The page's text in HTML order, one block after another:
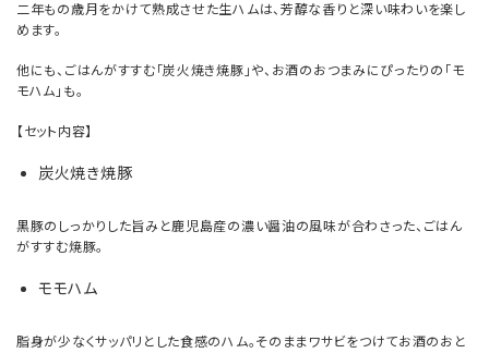
二年もの歳月をかけて熟成させた生ハムは、芳醇な香りと深い味わいを楽し
めます。
他にも、ごはんがすすむ「炭火焼き焼豚」や、お酒のおつまみにぴったりの「モ
モハム」も。
【セット内容】
炭火焼き焼豚
黒豚のしっかりした旨みと鹿児島産の濃い醤油の風味が合わさった、ごはん
がすすむ焼豚。
モモハム
脂身が少なくサッパリとした食感のハム。そのままワサビをつけてお酒のおと